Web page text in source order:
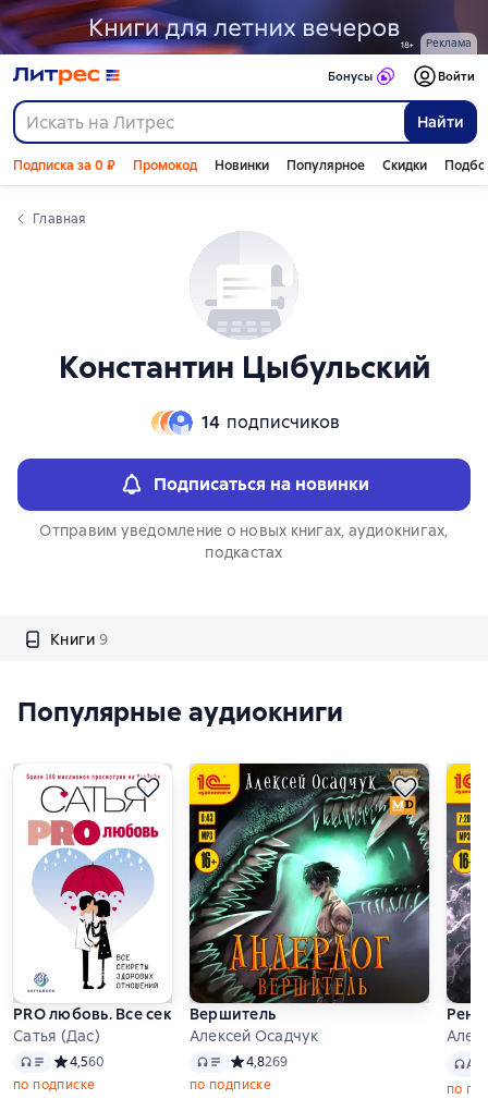
Реклама
Найти
Бонусы Войти
Подписка за 0 ₽ Промокод Новинки Популярное Скидки
Главная
Константин Цыбульский
14 подписчиков
Подписаться на новинки
Отправим уведомление о новых книгах, аудиокнигах,
подкастах
Книги 9
Слайдер с книгами
Популярные аудиокниги
PRO любовь. Все секреты здоровых отношений
Сатья (Дас)
Аудио Средний рейтинг 4,5 на основе 60 оценок
4,560
по подписке
Вершитель
Алексей Осадчук
Аудио Средний рейтинг 4,8 на основе 269
4,8269
по подписке
Аудио
по